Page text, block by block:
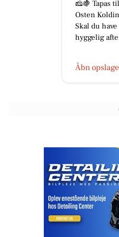
🧀🍇 Tapas
Osten
Skal du
hyggelig
Åbn opslaget